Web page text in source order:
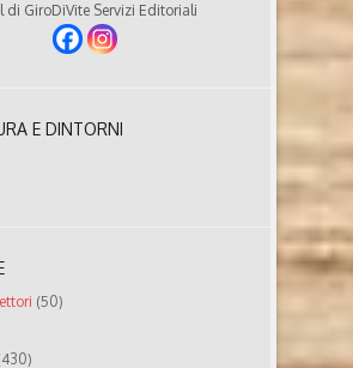
di GiroDiVite Servizi Editoriali
E DINTORNI
(50)